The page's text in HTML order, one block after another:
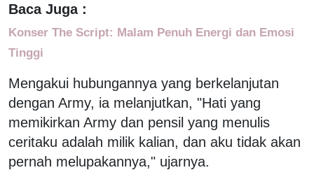
Baca Juga :
Konser The Script: Malam Penuh Energi dan Emosi
Tinggi
Mengakui hubungannya yang berkelanjutan
dengan Army, ia melanjutkan, "Hati yang
memikirkan Army dan pensil yang menulis
ceritaku adalah milik kalian, dan aku tidak akan
pernah melupakannya," ujarnya.